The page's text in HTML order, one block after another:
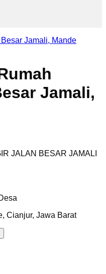
Jamali,
JALAN BESAR JAMALI
Cianjur, Jawa Barat